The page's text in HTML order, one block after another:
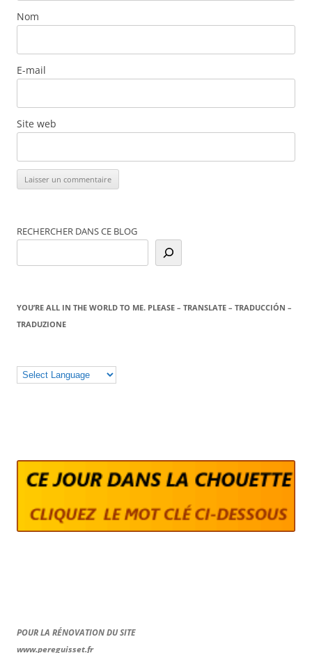
Nom
E-mail
Site web
RECHERCHER DANS CE BLOG
YOU’RE ALL IN THE WORLD TO ME. PLEASE – TRANSLATE – TRADUCCIÓN –
TRADUZIONE
POUR LA RÉNOVATION DU SITE
www.pereguisset.fr